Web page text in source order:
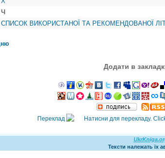
Ч
СПИСОК ВИКОРИСТАНОЇ ТА РЕКОМЕНДОВАНОЇ
Додати в
Переклад
Тексти належать їх